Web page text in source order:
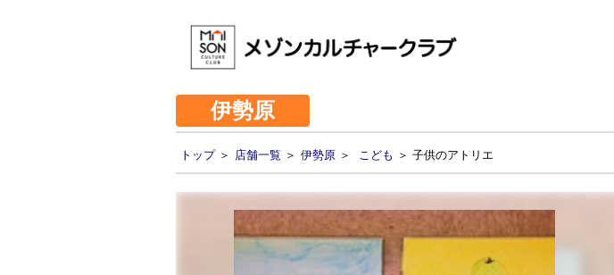
伊勢原
トップ＞ 店舗一覧 ＞ 伊勢原 ＞ こども ＞ 子供のアトリエ